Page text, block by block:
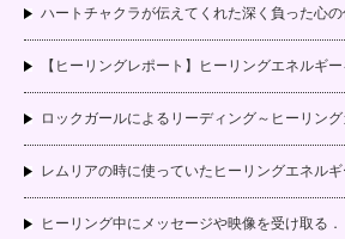
ハートチャクラが伝えてくれた深く負った心
【ヒーリングレポート】ヒーリングエネルギ
ロックガールによるリーディング～ヒーリン
レムリアの時に使っていたヒーリングエネル
ヒーリング中にメッセージや映像を受け取る